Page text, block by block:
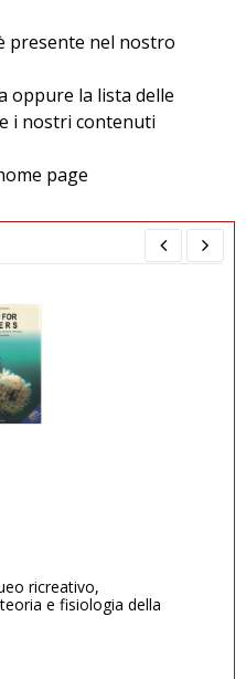
presente nel nostro
oppure la lista delle
i nostri contenuti
page
ricreativo,
e fisiologia della